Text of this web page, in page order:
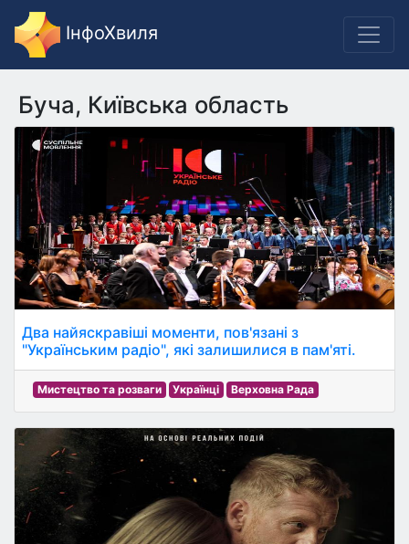
ІнфоХвиля
Буча, Київська область
Два найяскравіші моменти, пов'язані з
"Українським радіо", які залишилися в пам'яті.
Мистецтво та розваги Українці Верховна Рада